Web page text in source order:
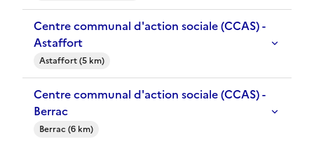
Centre communal d'action sociale (CCAS) -
Astaffort
Astaffort (5 km)
Centre communal d'action sociale (CCAS) -
Berrac
Berrac (6 km)